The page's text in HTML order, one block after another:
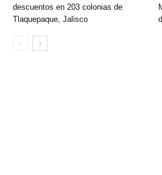
descuentos en 203 colonias de
Tlaquepaque, Jalisco